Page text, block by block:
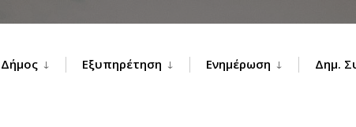
Δήμος Εξυπηρέτηση Ενημέρωση Δημ.